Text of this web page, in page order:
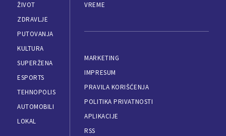
ŽIVOT
ZDRAVLJE
PUTOVANJA
KULTURA
SUPERŽENA
ESPORTS
TEHNOPOLIS
AUTOMOBILI
LOKAL
VREME
MARKETING
IMPRESUM
PRAVILA KORIŠĆENJA
POLITIKA PRIVATNOSTI
APLIKACIJE
RSS